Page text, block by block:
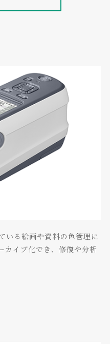
いる絵画や資料の色管理に
カイブ化でき、修復や分析